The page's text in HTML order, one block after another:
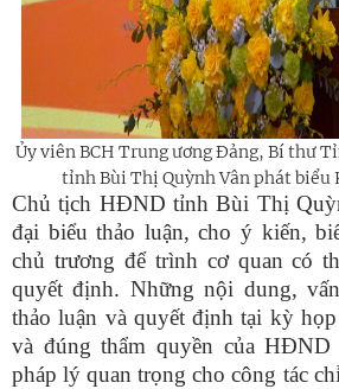
Ủy viên BCH Trung ương Đảng, Bí thư
tỉnh Bùi Thị Quỳnh Vân phát biểu
Chủ tịch HĐND tỉnh Bùi Thị
đại biểu thảo luận, cho ý kiến,
chủ trương để trình cơ quan có
quyết định. Những nội dung,
thảo luận và quyết định tại kỳ
và đúng thẩm quyền của
pháp lý quan trọng cho công tác